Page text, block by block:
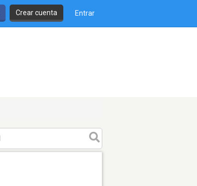
Crear cuenta Entrar